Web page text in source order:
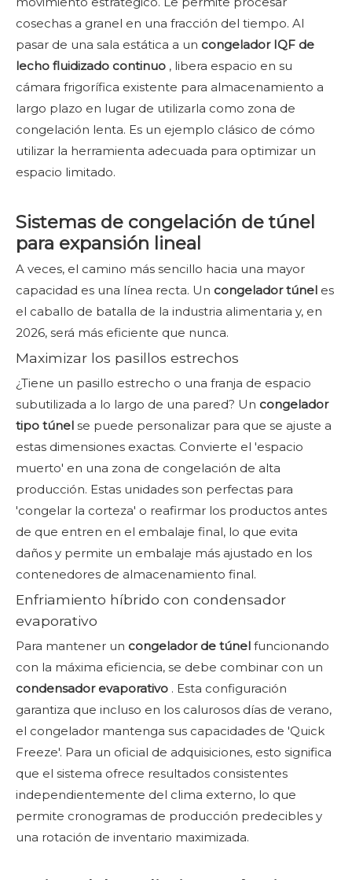
cosechas a granel en una fracción del tiempo. Al
pasar de una sala estática a un congelador IQF de
lecho fluidizado continuo , libera espacio en su
cámara frigorífica existente para almacenamiento a
largo plazo en lugar de utilizarla como zona de
congelación lenta. Es un ejemplo clásico de cómo
utilizar la herramienta adecuada para optimizar un
espacio limitado.
Sistemas de congelación de túnel
para expansión lineal
A veces, el camino más sencillo hacia una mayor
capacidad es una línea recta. Un congelador túnel es
el caballo de batalla de la industria alimentaria y, en
2026, será más eficiente que nunca.
Maximizar los pasillos estrechos
¿Tiene un pasillo estrecho o una franja de espacio
subutilizada a lo largo de una pared? Un congelador
tipo túnel se puede personalizar para que se ajuste a
estas dimensiones exactas. Convierte el 'espacio
muerto' en una zona de congelación de alta
producción. Estas unidades son perfectas para
'congelar la corteza' o reafirmar los productos antes
de que entren en el embalaje final, lo que evita
daños y permite un embalaje más ajustado en los
contenedores de almacenamiento final.
Enfriamiento híbrido con condensador
evaporativo
Para mantener un congelador de túnel funcionando
con la máxima eficiencia, se debe combinar con un
condensador evaporativo . Esta configuración
garantiza que incluso en los calurosos días de verano,
el congelador mantenga sus capacidades de 'Quick
Freeze'. Para un oficial de adquisiciones, esto significa
que el sistema ofrece resultados consistentes
independientemente del clima externo, lo que
permite cronogramas de producción predecibles y
una rotación de inventario maximizada.